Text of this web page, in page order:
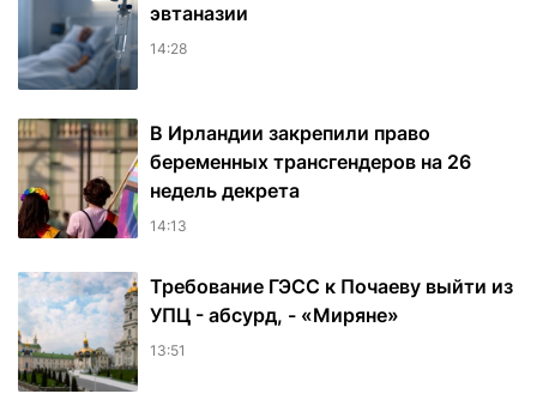
эвтаназии
14:28
В Ирландии закрепили право
беременных трансгендеров на 26
недель декрета
14:13
Требование ГЭСС к Почаеву выйти из
УПЦ - абсурд, - «Миряне»
13:51